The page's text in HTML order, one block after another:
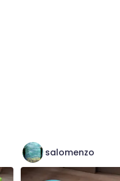
salomenzo